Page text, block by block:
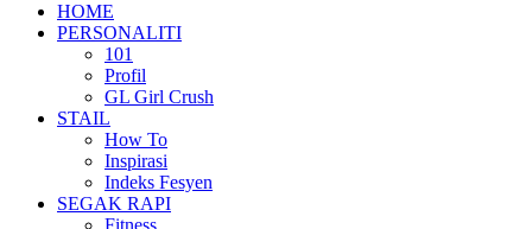
HOME
PERSONALITI
101
Profil
GL Girl Crush
STAIL
How To
Inspirasi
Indeks Fesyen
SEGAK RAPI
Fitness